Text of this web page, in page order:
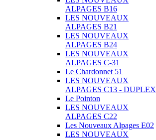
ALPAGES B16
LES NOUVEAUX
ALPAGES B21
LES NOUVEAUX
ALPAGES B24
LES NOUVEAUX
ALPAGES C-31
Le Chardonnet 51
LES NOUVEAUX
ALPAGES C13 - DUPLEX
Le Pointon
LES NOUVEAUX
ALPAGES C22
Les Nouveaux Alpages E02
LES NOUVEAUX